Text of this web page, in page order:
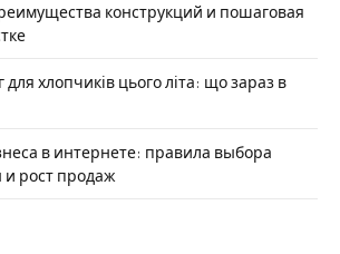
конструкций и пошаговая
хлопчиків цього літа: що зараз в
в интернете: правила выбора
и рост продаж